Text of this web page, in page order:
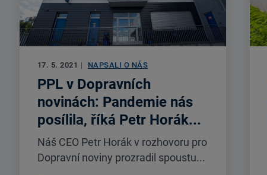
17. 5. 2021 | NAPSALI O NÁS
PPL v Dopravních
novinách: Pandemie nás
posílila, říká Petr Horák...
Náš CEO Petr Horák v rozhovoru pro
Dopravní noviny prozradil spoustu...